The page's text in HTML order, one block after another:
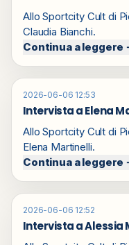
Allo Sportcity Cult di
Claudia Bianchi.
Continua a leggere
2026-06-06 12:53
Intervista a Elena
Allo Sportcity Cult di
Elena Martinelli.
Continua a leggere
2026-06-06 12:52
Intervista a Alessia